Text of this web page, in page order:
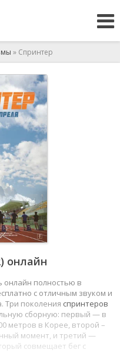
» Спринтер
онлайн
онлайн полностью в
с отличным звуком и
Три поколения спринтеров
сборную: первый — в
метров в Корее, второй –
момент, и третий —
совмещает бег с